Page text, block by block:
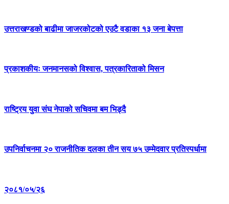
उत्तराखण्डको बाढीमा जाजरकोटको एउटै वडाका १३ जना बेपत्ता
प्रकाशकीयः जनमानसको विश्वास, पत्रकारिताको मिसन
राष्ट्रिय युवा संघ नेपाको सचिवमा बम भिड्दै
उपनिर्वाचनमा २० राजनीतिक दलका तीन सय ७५ उम्मेदवार प्रतिस्पर्धामा
२०८१/०५/२६